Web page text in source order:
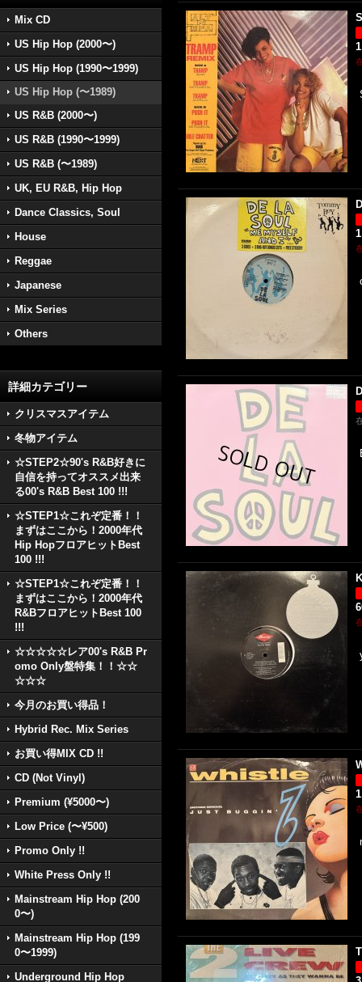
Mix CD
US Hip Hop (2000〜)
US Hip Hop (1990〜1999)
US Hip Hop (〜1989)
US R&B (2000〜)
US R&B (1990〜1999)
US R&B (〜1989)
UK, EU R&B, Hip Hop
Dance Classics, Soul
House
Reggae
Japanese
Mix Series
Others
詳細カテゴリー
クリスマスアイテム
冬物アイテム
☆STEP2☆90's R&B好きに
自信を持ってオススメ出来
る00's R&B Best 100 !!!
☆STEP1☆これぞ定番！！
まずはここから！2000年代
Hip HopフロアヒットBest
100 !!!
☆STEP1☆これぞ定番！！
まずはここから！2000年代
R&BフロアヒットBest 100
!!!
☆☆☆☆☆レア00's R&B Pr
omo Only盤特集！！☆☆
☆☆☆
今月のお買い得品！
Hybrid Rec. Mix Series
お買い得MIX CD !!
CD (Not Vinyl)
Premium (¥5000〜)
Low Price (〜¥500)
Promo Only !!
White Press Only !!
Mainstream Hip Hop (200
0〜)
Mainstream Hip Hop (199
0〜1999)
Underground Hip Hop